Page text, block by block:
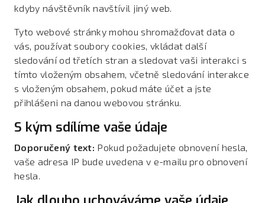
kdyby návštěvník navštívil jiný web.
Tyto webové stránky mohou shromažďovat data o
vás, používat soubory cookies, vkládat další
sledování od třetích stran a sledovat vaši interakci s
tímto vloženým obsahem, včetně sledování interakce
s vloženým obsahem, pokud máte účet a jste
přihlášeni na danou webovou stránku.
S kým sdílíme vaše údaje
Doporučený text: Pokud požadujete obnovení hesla,
vaše adresa IP bude uvedena v e-mailu pro obnovení
hesla.